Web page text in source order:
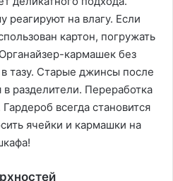
реагируют на влагу. Если
картон, погружать
кармашек без
тазу. Старые джинсы после
разделители. Переработка
всегда становится
ячейки и кармашки на